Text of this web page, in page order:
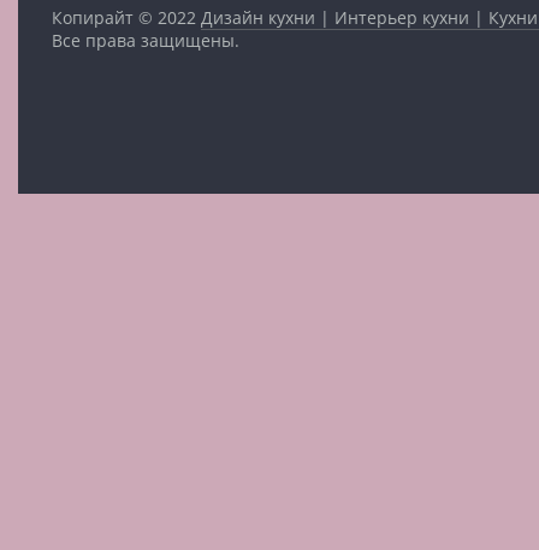
Копирайт © 2022Дизайн кухни | Интерьер кухни |
Все права защищены.